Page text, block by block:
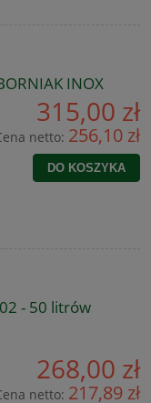
INOX
315,00 zł
netto: 256,10 zł
DO KOSZYKA
- 50 litrów
268,00 zł
netto: 217,89 zł